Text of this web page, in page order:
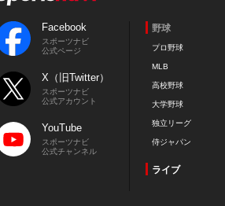
Facebook
スポーツナビ
公式ページ
X（旧Twitter）
スポーツナビ
公式アカウント
YouTube
スポーツナビ
公式チャンネル
野球
プロ野球
MLB
高校野球
大学野球
独立リーグ
侍ジャパン
ライブ